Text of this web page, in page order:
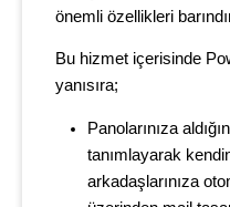
önemli özellikleri
Bu hizmet içerisinde
yanısıra;
Panolarınıza
tanımlayarak
arkadaşlarınıza